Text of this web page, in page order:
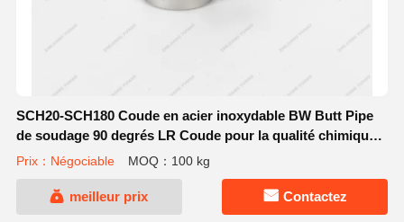
SCH20-SCH180 Coude en acier inoxydable BW Butt Pipe
de soudage 90 degrés LR Coude pour la qualité chimique
304L
Prix：Négociable MOQ：100 kg
meilleur prix Contactez